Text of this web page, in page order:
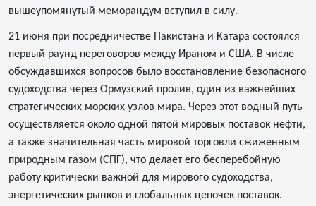
вышеупомянутый меморандум вступил в силу.
21 июня при посредничестве Пакистана и Катара состоялся
первый раунд переговоров между Ираном и США. В числе
обсуждавшихся вопросов было восстановление безопасного
судоходства через Ормузский пролив, один из важнейших
стратегических морских узлов мира. Через этот водный путь
осуществляется около одной пятой мировых поставок нефти,
а также значительная часть мировой торговли сжиженным
природным газом (СПГ), что делает его бесперебойную
работу критически важной для мирового судоходства,
энергетических рынков и глобальных цепочек поставок.